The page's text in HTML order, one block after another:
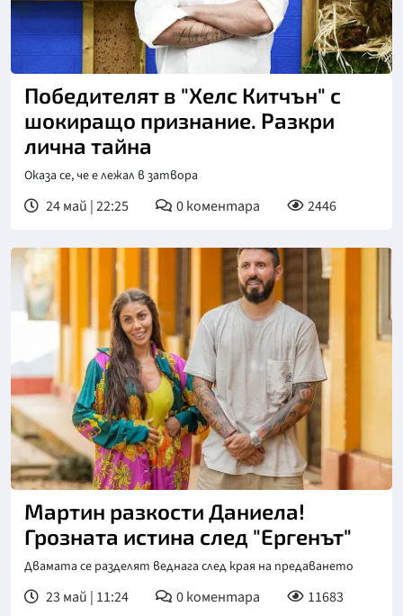
Победителят в "Хелс Китчън" с
шокиращо признание. Разкри
лична тайна
Оказа се, че е лежал в затвора
24 май | 22:25 0коментара 2446
Снимка: bTV
Мартин разкости Даниела!
Грозната истина след "Ергенът"
Двамата се разделят веднага след края на предаването
23 май | 11:24 0коментара 11683